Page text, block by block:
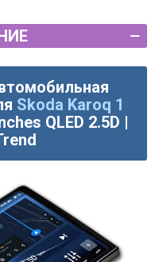
Skoda Karoq 1
QLED 2.5D |